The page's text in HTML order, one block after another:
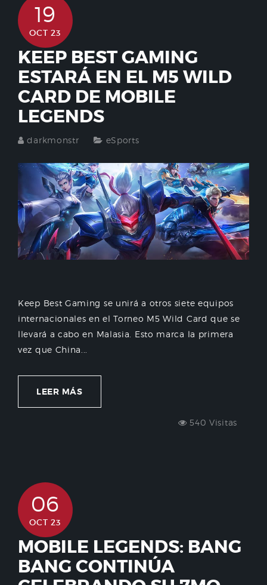
19
OCT 23
KEEP BEST GAMING
ESTARÁ EN EL M5 WILD
CARD DE MOBILE
LEGENDS
darkmonstr eSports
Keep Best Gaming se unirá a otros siete equipos
internacionales en el Torneo M5 Wild Card que se
llevará a cabo en Malasia. Esto marca la primera
vez que China...
LEER MÁS
540 Visitas
06
OCT 23
MOBILE LEGENDS: BANG
BANG CONTINÚA